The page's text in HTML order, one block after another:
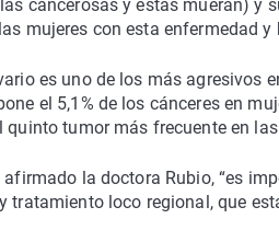
cancerosas y éstas mueran) y
mujeres con esta enfermedad
es uno de los más agresivos
el 5,1% de los cánceres en
quinto tumor más frecuente en
afirmado la doctora Rubio, “es
tratamiento loco regional, que